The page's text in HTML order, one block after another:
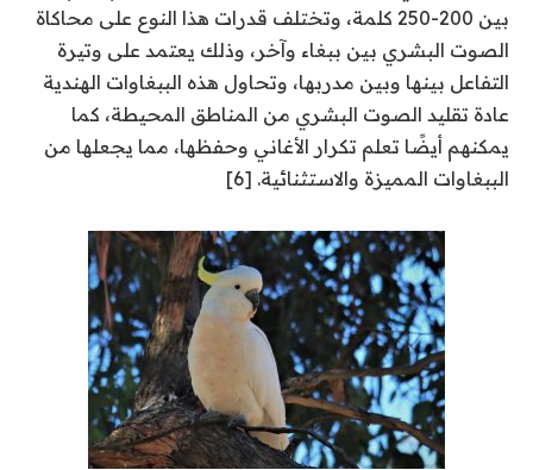
بين 200-250 كلمة، وتختلف قدرات هذا النوع على محاكاة
الصوت البشري بين ببغاء وآخر، وذلك يعتمد على وتيرة
التفاعل بينها وبين مدربها، وتحاول هذه الببغاوات الهندية
عادة تقليد الصوت البشري من المناطق المحيطة، كما
يمكنهم أيضًا تعلم تكرار الأغاني وحفظها، مما يجعلها من
الببغاوات المميزة والاستثنائية. [6]